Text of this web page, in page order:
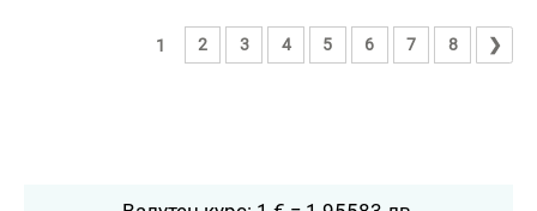
1 2 3 4 5 6 7 8 ❯